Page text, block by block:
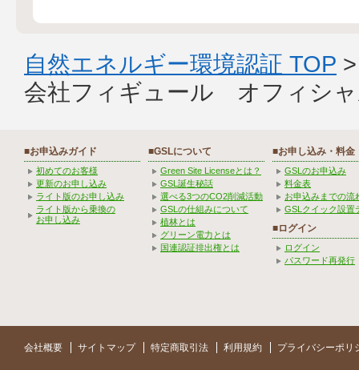
自然エネルギー環境認証 TOP
会社フィギュール オフィシ
■お申込みガイド
初めてのお客様
更新のお申し込み
ライト版のお申し込み
ライト版から乗換の
お申し込み
■GSLについて
Green Site Licenseとは？
GSL誕生秘話
選べる3つのCO2削減活動
GSLの仕組みについて
植林とは
グリーン電力とは
国連認証排出権とは
■お申し込み・料金
GSLのお申込み
料金表
お申込みまでの流
GSLクイック設置
■ログイン
ログイン
パスワード再発行
会社概要 サイトマップ 特定商取引法 利用規約 プライバシーポリ